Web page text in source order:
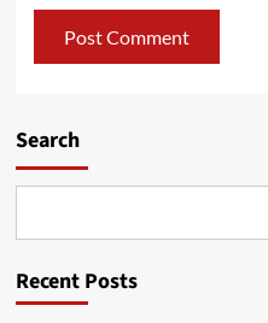
Search
Recent Posts